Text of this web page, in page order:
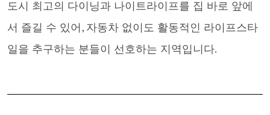
도시 최고의 다이닝과 나이트라이프를 집 바로 앞에
서 즐길 수 있어, 자동차 없이도 활동적인 라이프스타
일을 추구하는 분들이 선호하는 지역입니다.